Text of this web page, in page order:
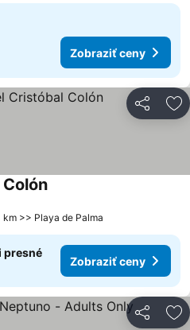
Zobraziť ceny
Zdieľať
km >> Playa de Palma
presné
Zobraziť ceny
Zdieľať